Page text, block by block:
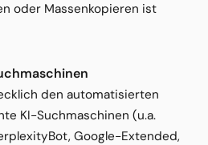
oder Massenkopieren ist
den automatisierten
KI-Suchmaschinen (u.a.
Google-Extended,